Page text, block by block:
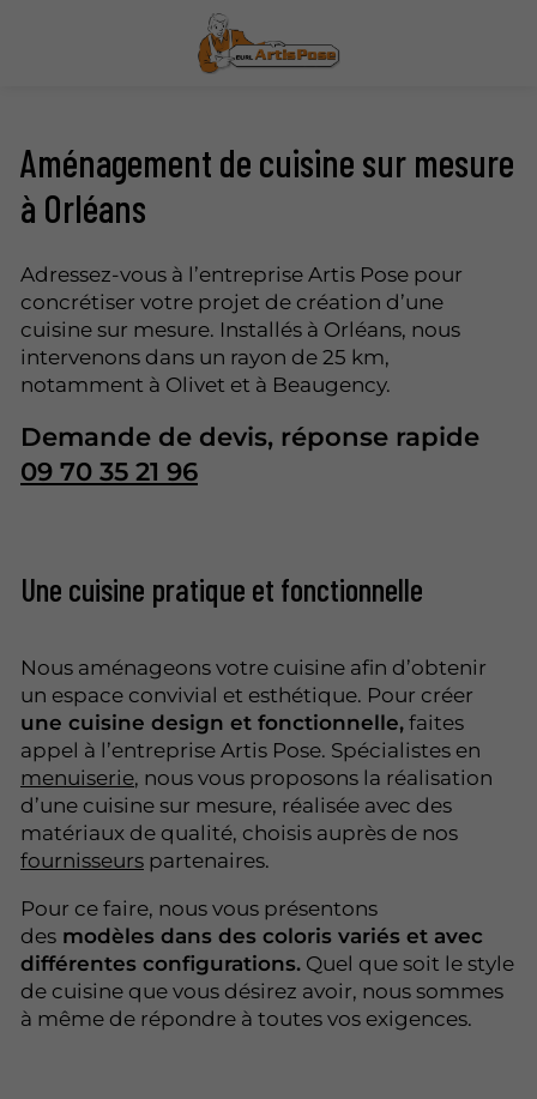
Aménagement de cuisine sur mesure
à Orléans
Adressez-vous à l’entreprise Artis Pose pour
concrétiser votre projet de création d’une
cuisine sur mesure. Installés à Orléans, nous
intervenons dans un rayon de 25 km,
notamment à Olivet et à Beaugency.
Demande de devis, réponse rapide
09 70 35 21 96
Une cuisine pratique et fonctionnelle
Nous aménageons votre cuisine afin d’obtenir
un espace convivial et esthétique. Pour créer
une cuisine design et fonctionnelle, faites
appel à l’entreprise Artis Pose. Spécialistes en
menuiserie, nous vous proposons la réalisation
d’une cuisine sur mesure, réalisée avec des
matériaux de qualité, choisis auprès de nos
fournisseurs partenaires.
Pour ce faire, nous vous présentons
des modèles dans des coloris variés et avec
différentes configurations. Quel que soit le style
de cuisine que vous désirez avoir, nous sommes
à même de répondre à toutes vos exigences.